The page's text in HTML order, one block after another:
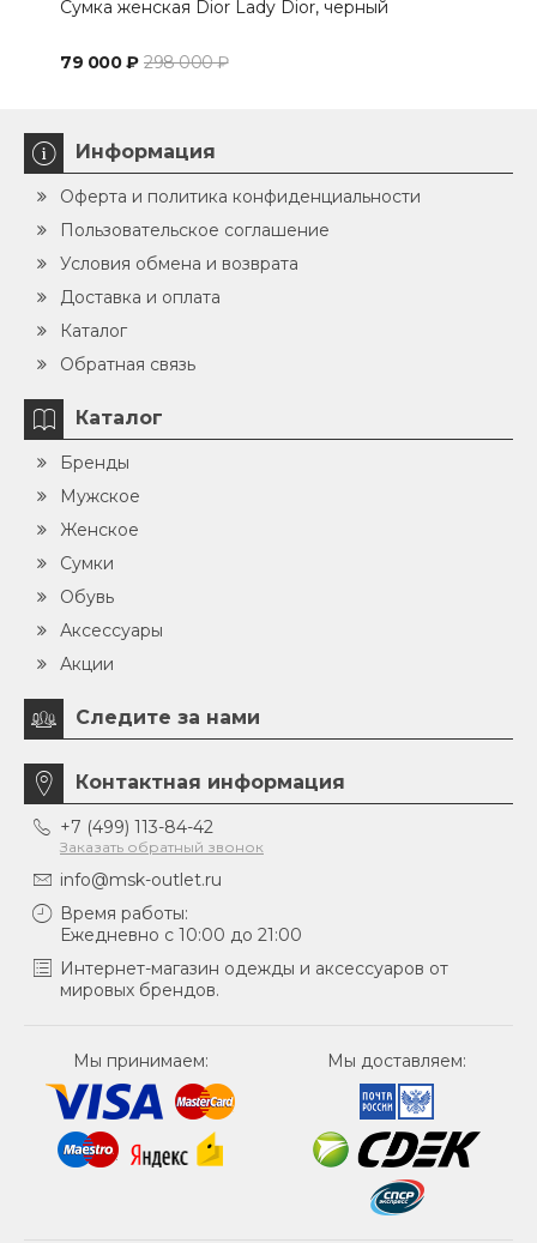
Сумка женская Dior Lady Dior, черный
79 000 ₽ 298 000 ₽
Информация
Оферта и политика конфиденциальности
Пользовательское соглашение
Условия обмена и возврата
Доставка и оплата
Каталог
Обратная связь
Каталог
Бренды
Мужское
Женское
Сумки
Обувь
Аксессуары
Акции
Следите за нами
Контактная информация
+7 (499) 113-84-42
Заказать обратный звонок
info@msk-outlet.ru
Время работы:
Ежедневно с 10:00 до 21:00
Интернет-магазин одежды и аксессуаров от
мировых брендов.
Мы принимаем: Мы доставляем: